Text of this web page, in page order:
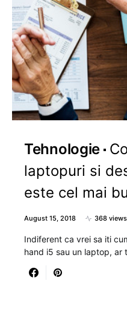
Tehnologie
laptopuri si
este cel mai
August 15, 2018 368 views
Indiferent ca vrei sa iti
hand i5 sau un laptop, ar